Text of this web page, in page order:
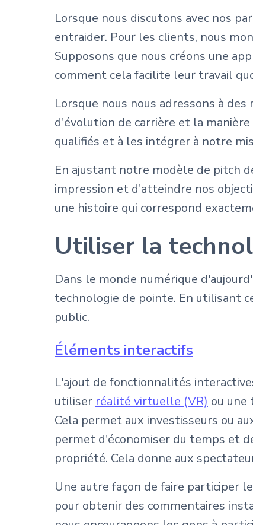
Lorsque nous discutons avec nos
entraider. Pour les clients, nous
Supposons que nous créons une
comment cela facilite leur travail
Lorsque nous nous adressons à
d'évolution de carrière et la
qualifiés et à les intégrer à notre
En ajustant notre modèle de pitch
impression et d'atteindre nos
une histoire qui correspond
Utiliser la
Dans le monde numérique
technologie de pointe. En utilisant
public.
Éléments interactifs
L'ajout de fonctionnalités
utiliser réalité virtuelle (VR) ou une
Cela permet aux investisseurs ou
permet d'économiser du temps et
propriété. Cela donne aux
Une autre façon de faire participer
pour obtenir des commentaires